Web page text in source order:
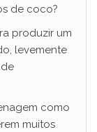
de coco?
produzir um
levemente
como
muitos